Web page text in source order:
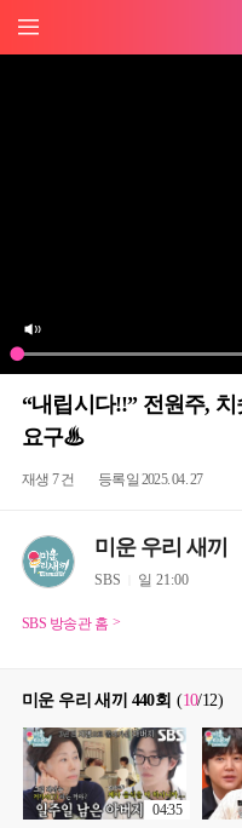
“내립시다!!” 전원주,
요구♨
재생 7 건 등록일 2025. 04. 27
미운 우리 새끼
SBS 일 21:00
SBS 방송관 홈
미운 우리 새끼 440회 (10/12)
04:35